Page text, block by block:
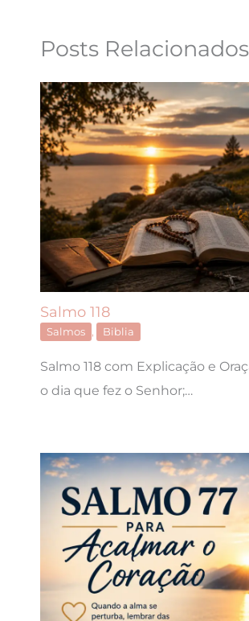
Posts Relacionados
Salmo 118
Salmos , Biblia
Salmo 118 com Explicação e
o dia que fez o Senhor;…